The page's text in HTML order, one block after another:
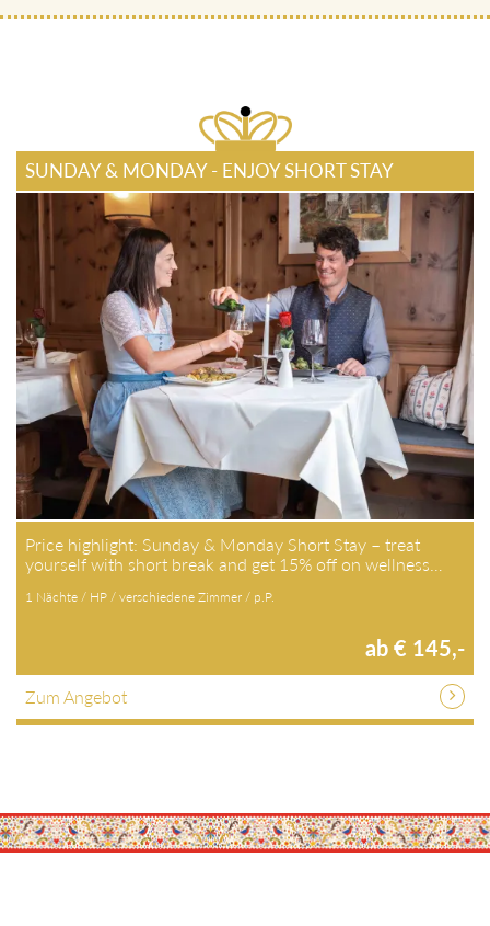
SUNDAY & MONDAY - ENJOY SHORT STAY
Price highlight: Sunday & Monday Short Stay – treat
yourself with short break and get 15% off on wellness…
ab € 145,-
Zum Angebot